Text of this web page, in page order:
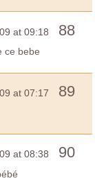
at 09:18 88
ce bebe
at 07:17 89
at 08:38 90